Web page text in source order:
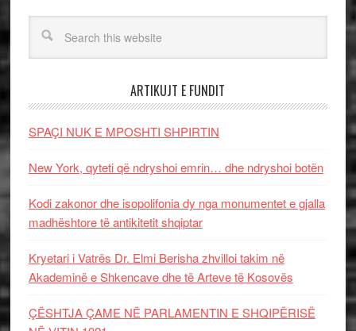
ARTIKUJT E FUNDIT
SPAÇI NUK E MPOSHTI SHPIRTIN
New York, qyteti që ndryshoi emrin… dhe ndryshoi botën
Kodi zakonor dhe isopolifonia dy nga monumentet e gjalla
madhështore të antikitetit shqiptar
Kryetari i Vatrës Dr. Elmi Berisha zhvilloi takim në
Akademinë e Shkencave dhe të Arteve të Kosovës
ÇËSHTJA ÇAME NË PARLAMENTIN E SHQIPËRISË